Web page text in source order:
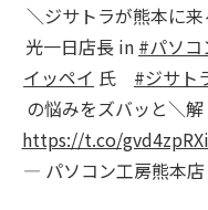
＼ジサトラが熊本に
光一日店長 in #パソコ
イッペイ 氏 #ジサト
の悩みをズバッと＼
https://t.co/
— パソコン工房熊本店